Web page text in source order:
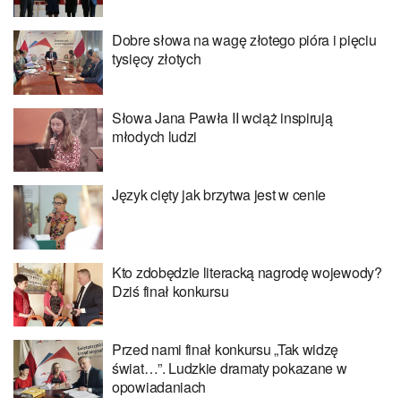
Dobre słowa na wagę złotego pióra i pięciu
tysięcy złotych
Słowa Jana Pawła II wciąż inspirują
młodych ludzi
Język cięty jak brzytwa jest w cenie
Kto zdobędzie literacką nagrodę wojewody?
Dziś finał konkursu
Przed nami finał konkursu „Tak widzę
świat…”. Ludzkie dramaty pokazane w
opowiadaniach